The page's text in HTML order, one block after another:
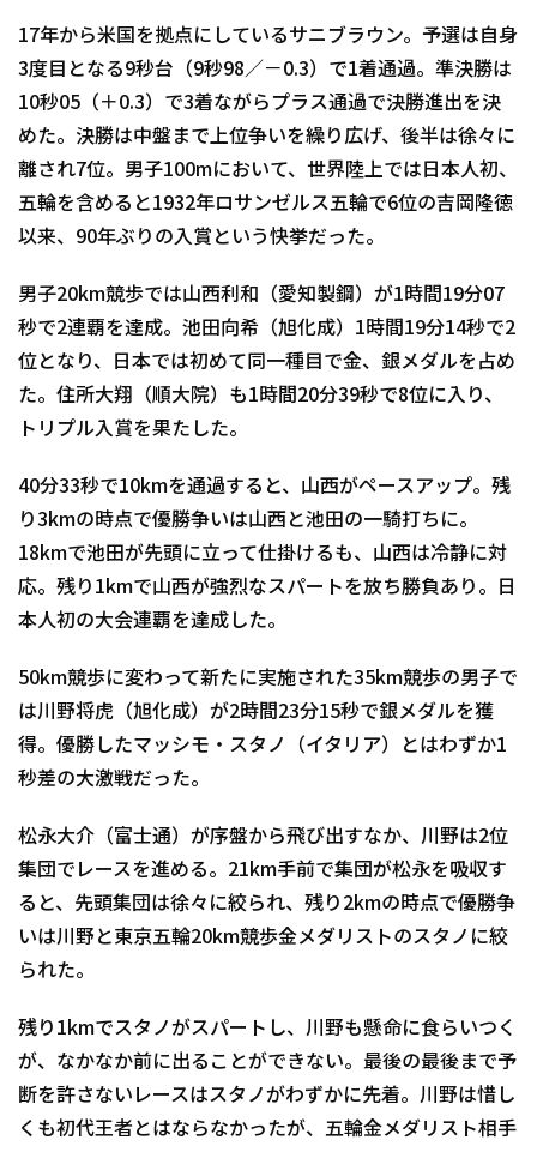
17年から米国を拠点にしているサニブラウン。予選は自身
3度目となる9秒台（9秒98／－0.3）で1着通過。準決勝は
10秒05（＋0.3）で3着ながらプラス通過で決勝進出を決
めた。決勝は中盤まで上位争いを繰り広げ、後半は徐々に
離され7位。男子100mにおいて、世界陸上では日本人初、
五輪を含めると1932年ロサンゼルス五輪で6位の吉岡隆徳
以来、90年ぶりの入賞という快挙だった。
男子20km競歩では山西利和（愛知製鋼）が1時間19分07
秒で2連覇を達成。池田向希（旭化成）1時間19分14秒で2
位となり、日本では初めて同一種目で金、銀メダルを占め
た。住所大翔（順大院）も1時間20分39秒で8位に入り、
トリプル入賞を果たした。
40分33秒で10kmを通過すると、山西がペースアップ。残
り3kmの時点で優勝争いは山西と池田の一騎打ちに。
18kmで池田が先頭に立って仕掛けるも、山西は冷静に対
応。残り1kmで山西が強烈なスパートを放ち勝負あり。日
本人初の大会連覇を達成した。
50km競歩に変わって新たに実施された35km競歩の男子で
は川野将虎（旭化成）が2時間23分15秒で銀メダルを獲
得。優勝したマッシモ・スタノ（イタリア）とはわずか1
秒差の大激戦だった。
松永大介（富士通）が序盤から飛び出すなか、川野は2位
集団でレースを進める。21km手前で集団が松永を吸収す
ると、先頭集団は徐々に絞られ、残り2kmの時点で優勝争
いは川野と東京五輪20km競歩金メダリストのスタノに絞
られた。
残り1kmでスタノがスパートし、川野も懸命に食らいつく
が、なかなか前に出ることができない。最後の最後まで予
断を許さないレースはスタノがわずかに先着。川野は惜し
くも初代王者とはならなかったが、五輪金メダリスト相手